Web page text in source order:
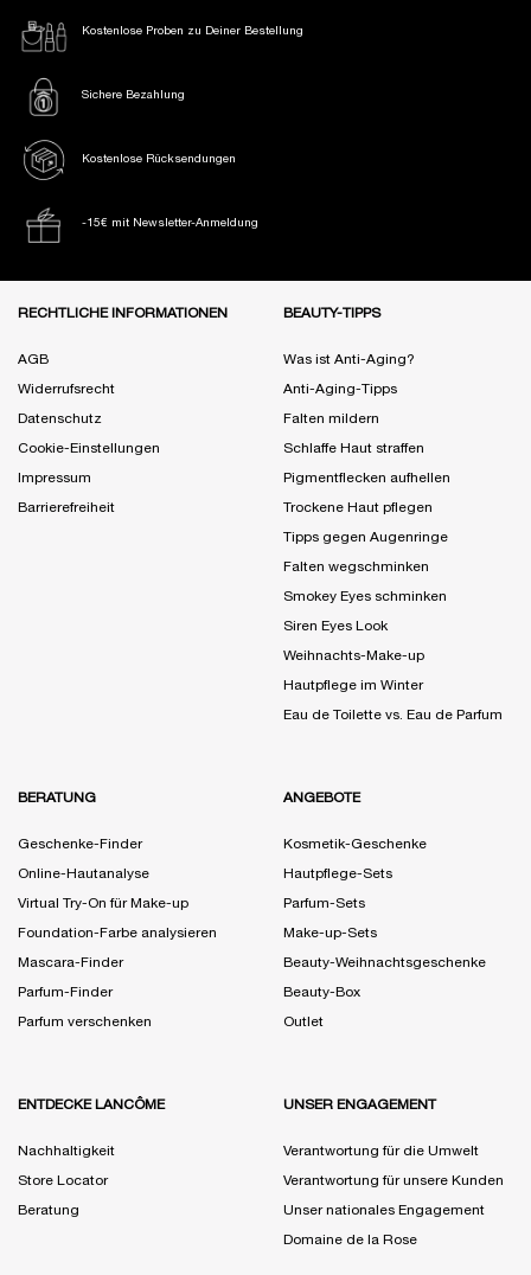
Kostenlose Proben zu Deiner Bestellung
Sichere Bezahlung
Kostenlose Rücksendungen
-15€ mit Newsletter-Anmeldung
RECHTLICHE INFORMATIONEN
AGB
Widerrufsrecht
Datenschutz
Cookie-Einstellungen
Impressum
Barrierefreiheit
BEAUTY-TIPPS
Was ist Anti-Aging?
Anti-Aging-Tipps
Falten mildern
Schlaffe Haut straffen
Pigmentflecken aufhellen
Trockene Haut pflegen
Tipps gegen Augenringe
Falten wegschminken
Smokey Eyes schminken
Siren Eyes Look
Weihnachts-Make-up
Hautpflege im Winter
Eau de Toilette vs. Eau de Parfum
BERATUNG
Geschenke-Finder
Online-Hautanalyse
Virtual Try-On für Make-up
Foundation-Farbe analysieren
Mascara-Finder
Parfum-Finder
Parfum verschenken
ANGEBOTE
Kosmetik-Geschenke
Hautpflege-Sets
Parfum-Sets
Make-up-Sets
Beauty-Weihnachtsgeschenke
Beauty-Box
Outlet
ENTDECKE LANCÔME
Nachhaltigkeit
Store Locator
Beratung
UNSER ENGAGEMENT
Verantwortung für die Umwelt
Verantwortung für unsere Kunden
Unser nationales Engagement
Domaine de la Rose